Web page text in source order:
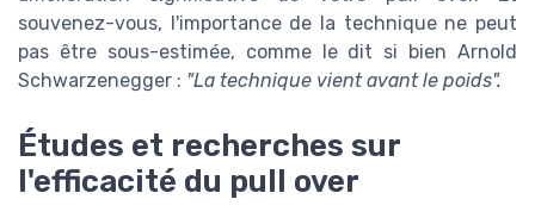
souvenez-vous, l'importance de la technique ne peut
pas être sous-estimée, comme le dit si bien Arnold
Schwarzenegger : "La technique vient avant le poids".
Études et recherches sur
l'efficacité du pull over